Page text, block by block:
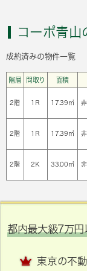
コーポ青山
成約済みの物件一覧
階層 間取り 面積
2階 1Ｒ 17.39㎡
2階 1Ｒ 17.39㎡
2階 2Ｋ 33.00㎡
都内最大級7万円
東京の不